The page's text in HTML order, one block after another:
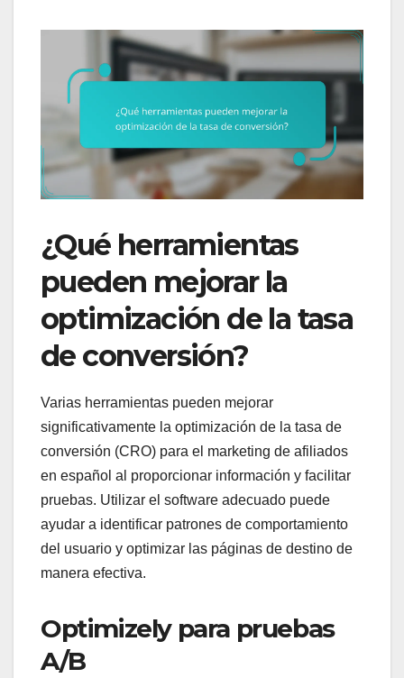
¿Qué herramientas
pueden mejorar la
optimización de la tasa
de conversión?
Varias herramientas pueden mejorar
significativamente la optimización de la tasa de
conversión (CRO) para el marketing de afiliados
en español al proporcionar información y facilitar
pruebas. Utilizar el software adecuado puede
ayudar a identificar patrones de comportamiento
del usuario y optimizar las páginas de destino de
manera efectiva.
Optimizely para pruebas
A/B